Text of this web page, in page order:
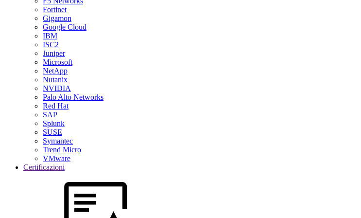
Fortinet
Gigamon
Google Cloud
IBM
ISC2
Juniper
Microsoft
NetApp
Nutanix
NVIDIA
Palo Alto Networks
Red Hat
SAP
Splunk
SUSE
Symantec
Trend Micro
VMware
Certificazioni